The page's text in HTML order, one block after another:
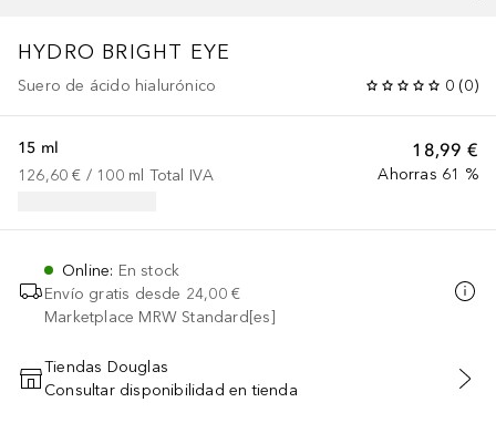
HYDRO BRIGHT EYE
Suero de ácido hialurónico 0 (0)
18,99 €
Ahorras 61 %
15 ml
126,60 € / 100 ml Total IVA
Online: En stock
Envío gratis desde 24,00 €
Marketplace MRW Standard[es]
AÑADIR AL CARRITO
Tiendas Douglas
Consultar disponibilidad en tienda